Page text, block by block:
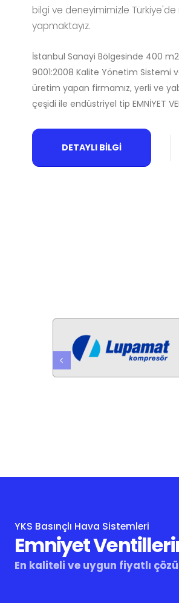
bilgi ve deneyimimizle Türkiye'de
yapmaktayız.
İstanbul Sanayi Bölgesinde 400
9001:2008 Kalite Yönetim Sistemi
üretim yapan firmamız, yerli ve
çeşidi ile endüstriyel tip EMNİYET
DETAYLI BİLGİ
YKS Basınçlı Hava Sistemleri
Emniyet
En kaliteli ve uygun fiyatlı